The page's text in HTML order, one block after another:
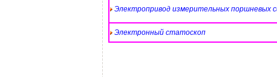
Электропривод измерительных поршневых
Электронный статоскоп